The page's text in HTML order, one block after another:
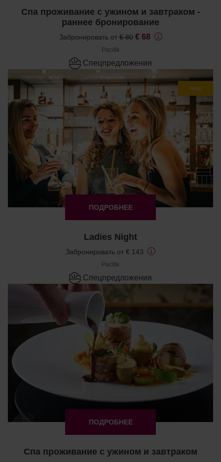
Спа проживание с ужином и завтраком -
раннее бронирование
Забронировать от€ 80 € 68
Pacifik
Cпецпредложения
new
ПОДРОБНЕЕ
Ladies Night
Забронировать от € 143
Pacifik
Cпецпредложения
ПОДРОБНЕЕ
Спа проживание с ужином и завтраком